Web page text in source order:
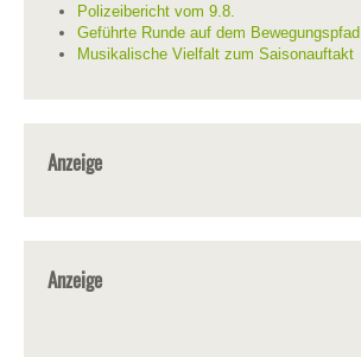
Polizeibericht vom 9.8.
Geführte Runde auf dem Bewegungspfad
Musikalische Vielfalt zum Saisonauftakt
Anzeige
Anzeige